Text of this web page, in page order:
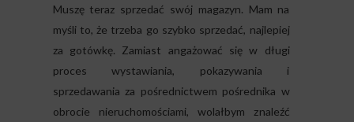
Muszę teraz sprzedać swój magazyn. Mam na
myśli to, że trzeba go szybko sprzedać, najlepiej
za gotówkę. Zamiast angażować się w długi
proces wystawiania, pokazywania i
sprzedawania za pośrednictwem pośrednika w
obrocie nieruchomościami, wolałbym znaleźć